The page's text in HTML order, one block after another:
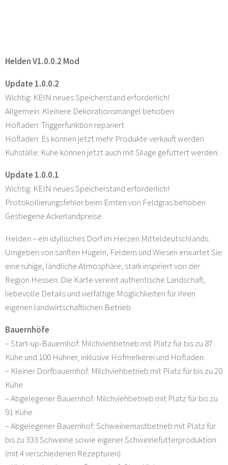
Helden V1.0.0.2 Mod
Update 1.0.0.2
Wichtig: KEIN neues Speicherstand erforderlich!
Allgemein: Kleinere Dekorationsmängel behoben
Hofladen: Triggerfunktion repariert
Hofladen: Es können jetzt mehr Produkte verkauft werden
Kuhställe: Kühe können jetzt auch mit Silage gefüttert werden.
Update 1.0.0.1
Wichtig: KEIN neues Speicherstand erforderlich!
Protokollierungsfehler beim Ernten von Feldgras behoben
Gestiegene Ackerlandpreise
Helden – ein idyllisches Dorf im Herzen Mitteldeutschlands.
Umgeben von sanften Hügeln, Feldern und Wiesen erwartet Sie
eine ruhige, ländliche Atmosphäre, stark inspiriert von der
Region Hessen. Die Karte vereint authentische Landschaft,
liebevolle Details und vielfältige Möglichkeiten für Ihren
eigenen landwirtschaftlichen Betrieb.
Bauernhöfe
– Start-up-Bauernhof: Milchviehbetrieb mit Platz für bis zu 87
Kühe und 100 Hühner, inklusive Hofmelkerei und Hofladen
– Kleiner Dorfbauernhof: Milchviehbetrieb mit Platz für bis zu 20
Kühe
– Abgelegener Bauernhof: Milchviehbetrieb mit Platz für bis zu
91 Kühe
– Abgelegener Bauernhof: Schweinemastbetrieb mit Platz für
bis zu 333 Schweine sowie eigener Schweinefutterproduktion
(mit 4 verschiedenen Rezepturen)